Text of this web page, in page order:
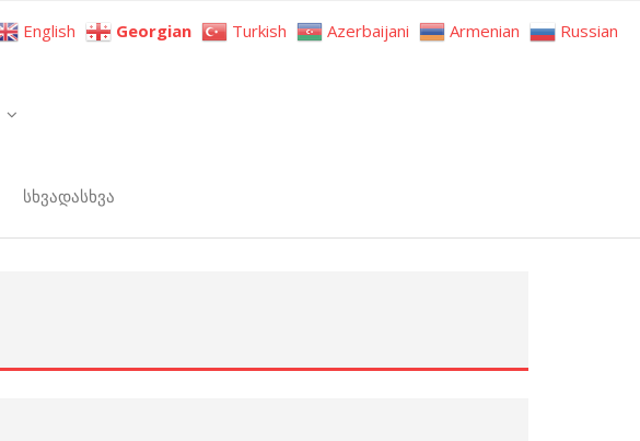
სხვადასხვა
English Georgian Turkish Azerbaijani Armenian Russian